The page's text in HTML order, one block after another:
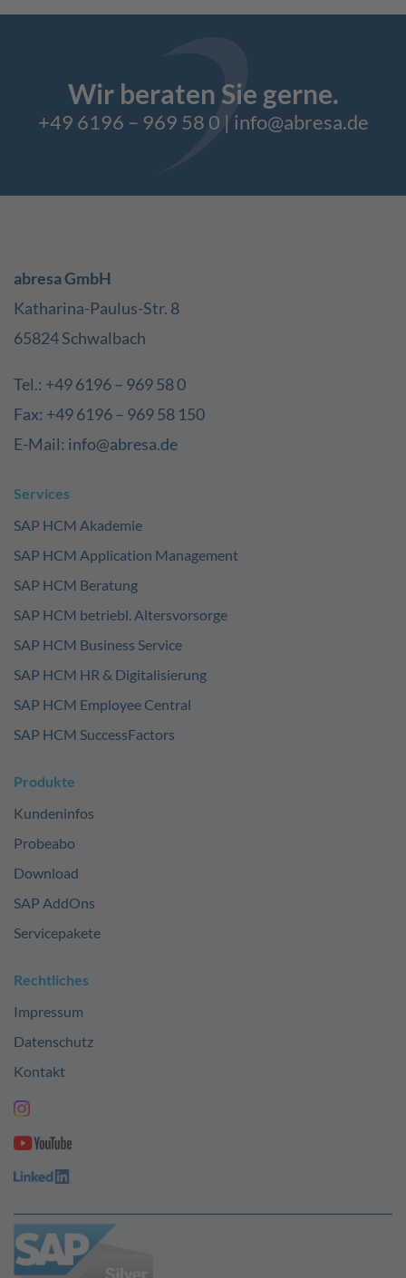
Wir beraten Sie gerne.
+49 6196 – 969 58 0 | info@abresa.de
abresa GmbH
Katharina-Paulus-Str. 8
65824 Schwalbach
Tel.: +49 6196 – 969 58 0
Fax: +49 6196 – 969 58 150
E-Mail: info@abresa.de
Services
SAP HCM Akademie
SAP HCM Application Management
SAP HCM Beratung
SAP HCM betriebl. Altersvorsorge
SAP HCM Business Service
SAP HCM HR & Digitalisierung
SAP HCM Employee Central
SAP HCM SuccessFactors
Produkte
Kundeninfos
Probeabo
Download
SAP AddOns
Servicepakete
Rechtliches
Impressum
Datenschutz
Kontakt